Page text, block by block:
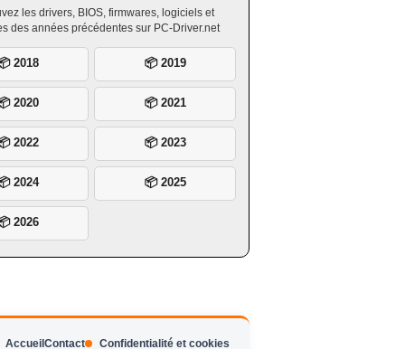
les drivers, BIOS, firmwares, logiciels et
des années précédentes sur PC-Driver.net
2018 📦 2019
2020 📦 2021
2022 📦 2023
2024 📦 2025
2026
Accueil Contact Confidentialité et cookies